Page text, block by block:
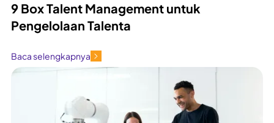
9 Box Talent Management untuk
Pengelolaan Talenta
Baca selengkapnya